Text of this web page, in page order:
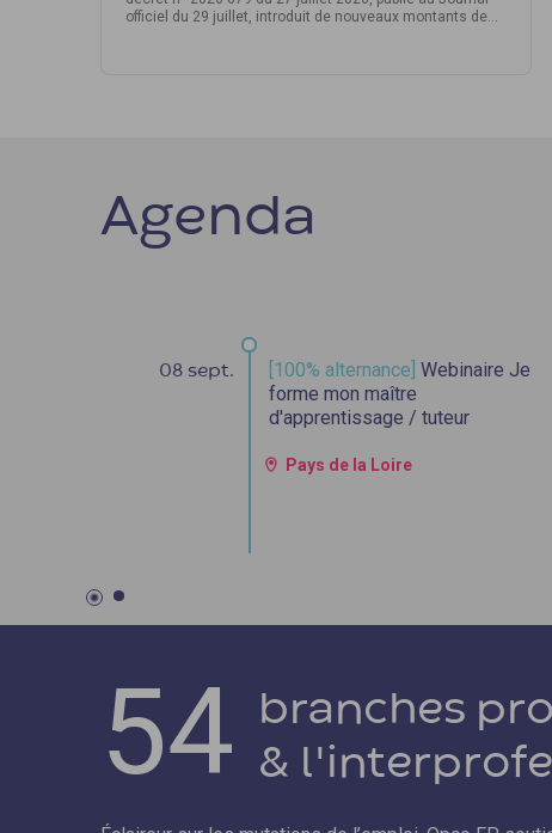
officiel du 29 juillet, introduit de nouveaux montants de
Agenda
08 sept. [100% alternance] Webinaire Je
forme mon maître
d'apprentissage / tuteur
Pays de la Loire
54
branches
&